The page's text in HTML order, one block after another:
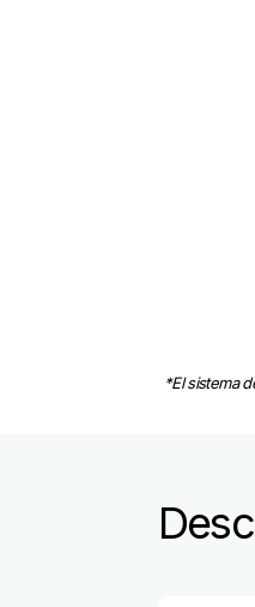
*El sistema